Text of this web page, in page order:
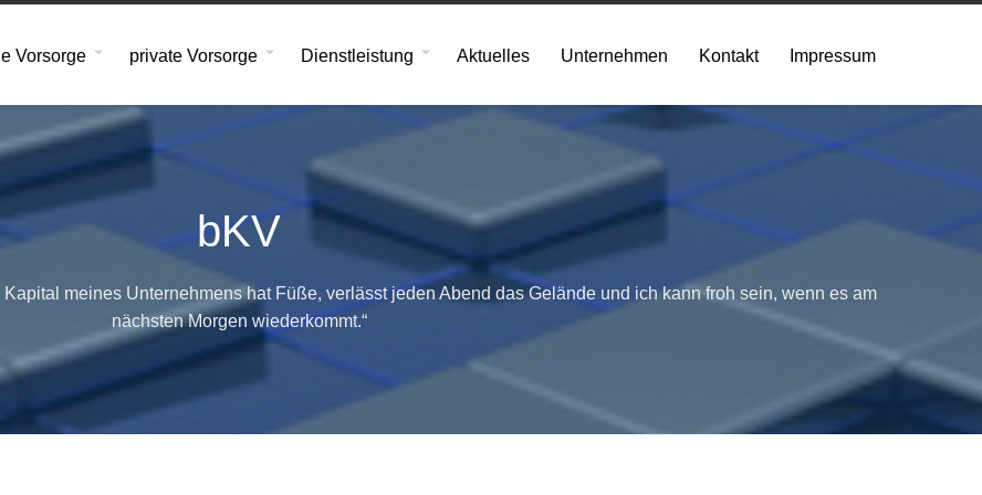
Vorsorge private Vorsorge Dienstleistung Aktuelles Unternehmen Kontakt Impressum
bKV
meines Unternehmens hat Füße, verlässt jeden Abend das Gelände und ich kann froh sein, wenn es am
nächsten Morgen wiederkommt.“